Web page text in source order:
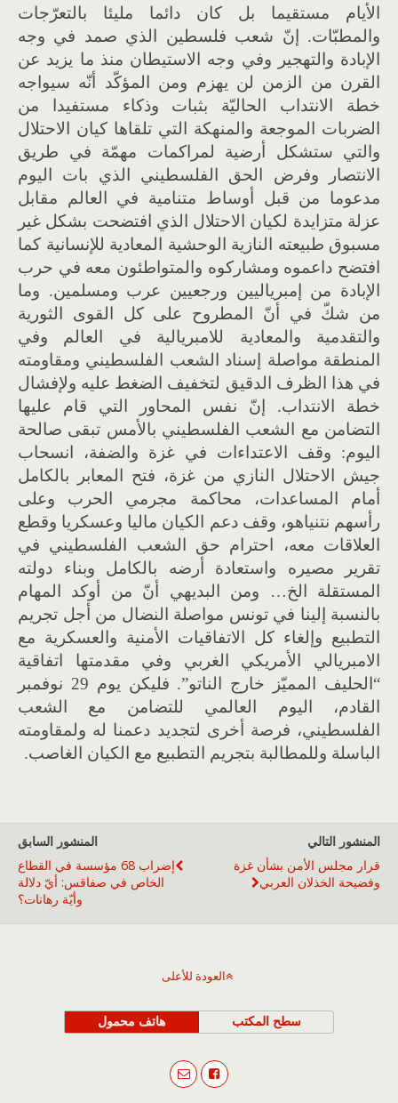
الأيام مستقيما بل كان دائما مليئا بالتعرّجات
والمطبّات. إنّ شعب فلسطين الذي صمد في وجه
الإبادة والتهجير وفي وجه الاستيطان منذ ما يزيد عن
القرن من الزمن لن يهزم ومن المؤكّد أنّه سيواجه
خطة الانتداب الحاليّة بثبات وذكاء مستفيدا من
الضربات الموجعة والمنهكة التي تلقاها كيان الاحتلال
والتي ستشكل أرضية لمراكمات مهمّة في طريق
الانتصار وفرض الحق الفلسطيني الذي بات اليوم
مدعوما من قبل أوساط متنامية في العالم مقابل
عزلة متزايدة لكيان الاحتلال الذي افتضحت بشكل غير
مسبوق طبيعته النازية الوحشية المعادية للإنسانية كما
افتضح داعموه ومشاركوه والمتواطئون معه في حرب
الإبادة من إمبرياليين ورجعيين عرب ومسلمين. وما
من شكّ في أنّ المطروح على كل القوى الثورية
والتقدمية والمعادية للامبريالية في العالم وفي
المنطقة مواصلة إسناد الشعب الفلسطيني ومقاومته
في هذا الظرف الدقيق لتخفيف الضغط عليه ولإفشال
خطة الانتداب. إنّ نفس المحاور التي قام عليها
التضامن مع الشعب الفلسطيني بالأمس تبقى صالحة
اليوم: وقف الاعتداءات في غزة والضفة، انسحاب
جيش الاحتلال النازي من غزة، فتح المعابر بالكامل
أمام المساعدات، محاكمة مجرمي الحرب وعلى
رأسهم نتنياهو، وقف دعم الكيان ماليا وعسكريا وقطع
العلاقات معه، احترام حق الشعب الفلسطيني في
تقرير مصيره واستعادة أرضه بالكامل وبناء دولته
المستقلة الخ… ومن البديهي أنّ من أوكد المهام
بالنسبة إلينا في تونس مواصلة النضال من أجل تجريم
التطبيع وإلغاء كل الاتفاقيات الأمنية والعسكرية مع
الامبريالي الأمريكي الغربي وفي مقدمتها اتفاقية
“الحليف المميّز خارج الناتو”. فليكن يوم 29 نوفمبر
القادم، اليوم العالمي للتضامن مع الشعب
الفلسطيني، فرصة أخرى لتجديد دعمنا له ولمقاومته
الباسلة وللمطالبة بتجريم التطبيع مع الكيان الغاصب.
المنشور السابق
إضراب 68 مؤسسة في القطاع
الخاص في صفاقس: أيّ دلالة
وأيّة رهانات؟
المنشور التالي
قرار مجلس الأمن بشأن غزة
وفضيحة الخذلان العربي
العودة للأعلى
هاتف محمول سطح المكتب